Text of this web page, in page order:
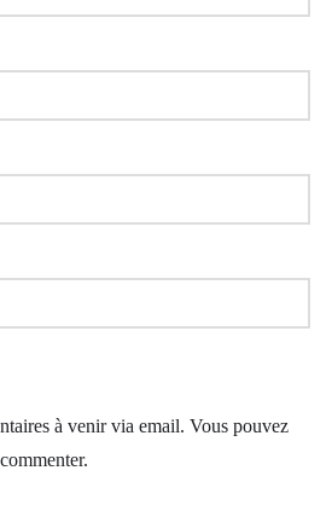
à venir via email. Vous pouvez